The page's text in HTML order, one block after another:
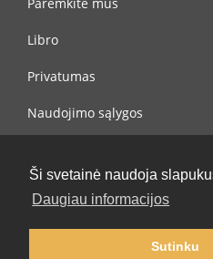
Ši svetainė naudoja
Daugiau informacijos
Sutinku
Paremkite mus
Libro
Privatumas
Naudojimo sąlygos